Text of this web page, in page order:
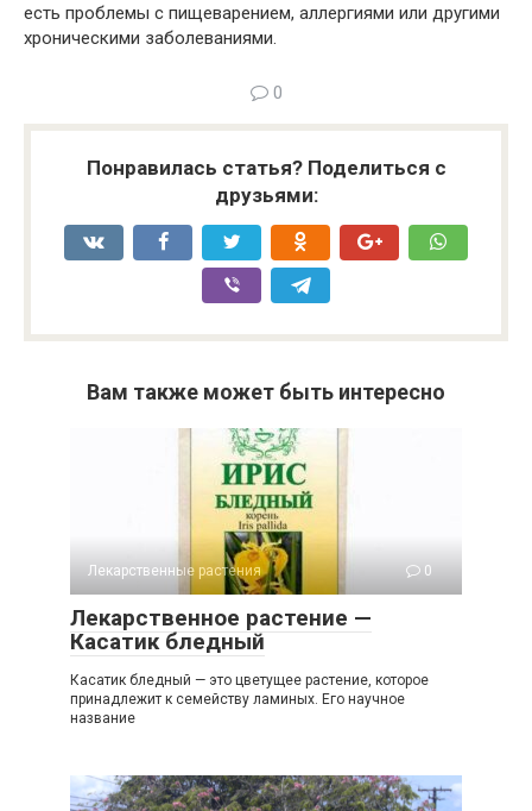
есть проблемы с пищеварением, аллергиями или другими
хроническими заболеваниями.
0
Понравилась статья? Поделиться с
друзьями:
Вам также может быть интересно
Лекарственные растения 0
Лекарственное растение —
Касатик бледный
Касатик бледный — это цветущее растение, которое
принадлежит к семейству ламиных. Его научное
название